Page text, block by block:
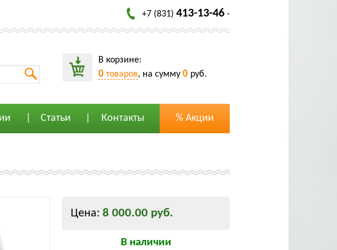
+7 (831) 413-13-46 -
В корзине:
0 товаров, на сумму 0 руб.
Статьи Контакты % Акции
Цена: 8 000.00 руб.
В наличии